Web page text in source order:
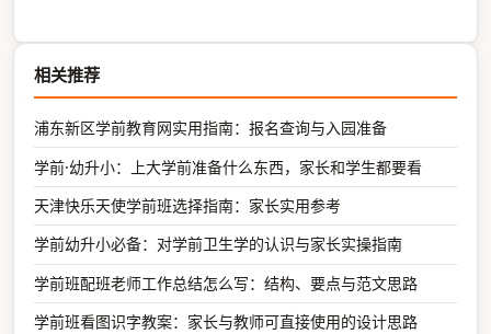
相关推荐
浦东新区学前教育网实用指南：报名查询与入园准备
学前·幼升小：上大学前准备什么东西，家长和学生都要看
天津快乐天使学前班选择指南：家长实用参考
学前幼升小必备：对学前卫生学的认识与家长实操指南
学前班配班老师工作总结怎么写：结构、要点与范文思路
学前班看图识字教案：家长与教师可直接使用的设计思路